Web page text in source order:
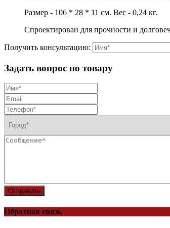
Размер - 106 * 28 * 11 см. Вес - 0,24 кг.
Спроектирован для прочности и
Получить консультацию:
Задать вопрос по товару
Отправить
Обратная связь